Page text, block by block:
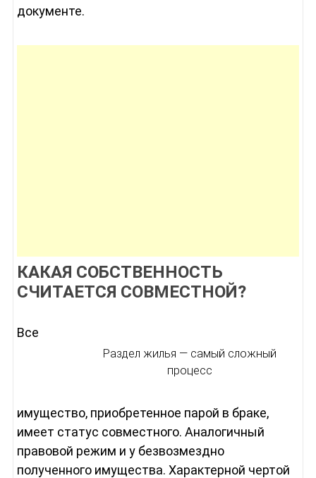
документе.
КАКАЯ СОБСТВЕННОСТЬ
СЧИТАЕТСЯ СОВМЕСТНОЙ?
Раздел жилья — самый сложный
процесс
Все
имущество, приобретенное парой в браке,
имеет статус совместного. Аналогичный
правовой режим и у безвозмездно
полученного имущества. Характерной чертой